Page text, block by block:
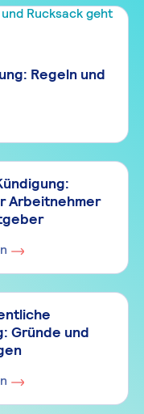
Regeln und
Arbeitnehmer
Gründe und